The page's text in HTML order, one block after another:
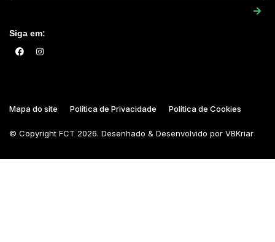
Siga em:
Mapa do site Política de Privacidade Política de Cookies
© Copyright FCT 2026. Desenhado & Desenvolvido por VBKriar